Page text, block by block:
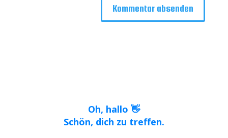
Oh, hallo 👋
Schön, dich zu treffen.